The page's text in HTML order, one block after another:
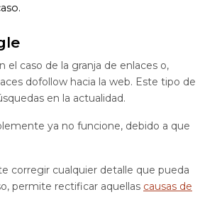
caso de la granja de enlaces o,
dofollow hacia la web. Este tipo de
en la actualidad.
ya no funcione, debido a que
corregir cualquier detalle que pueda
permite rectificar aquellas causas de